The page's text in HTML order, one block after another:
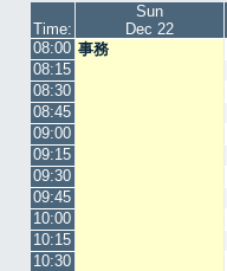
Time:
Sun
Dec 22
08:00 事務
08:15
08:30
08:45
09:00
09:15
09:30
09:45
10:00
10:15
10:30